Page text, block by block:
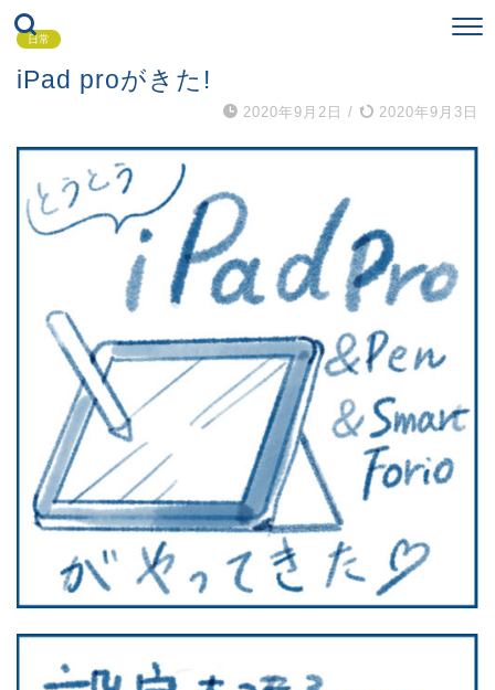
日常
iPad proがきた!
2020年9月2日 / 2020年9月3日